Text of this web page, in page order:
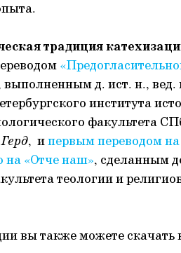
традиция
д. ист. н.,
института
факультета
, ипервым переводом
на «Отче наш», сделанным
теологии и
вы также можете